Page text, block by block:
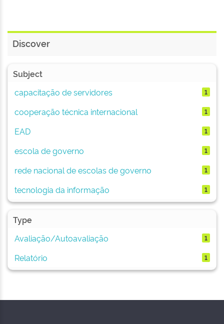
Discover
Subject
capacitação de servidores
1
cooperação técnica internacional 1
EAD 1
escola de governo 1
rede nacional de escolas de governo 1
tecnologia da informação 1
Type
Avaliação/Autoavaliação
1
Relatório 1